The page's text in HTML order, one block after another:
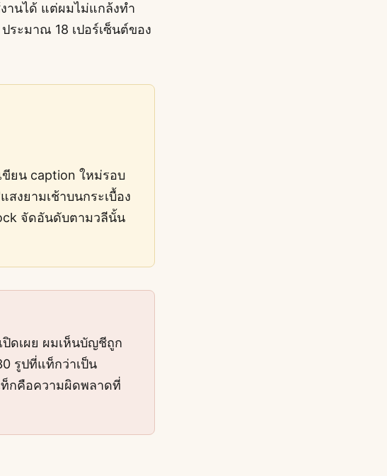
านได้ แต่ผมไม่แกล้งทำ
ระมาณ 18 เปอร์เซ็นต์ของ
ขียน caption ใหม่รอบ
งยามเช้าบนกระเบื้อง
จัดอันดับตามวลีนั้น
ดเผย ผมเห็นบัญชีถูก
รูปที่แท็กว่าเป็น
กคือความผิดพลาดที่